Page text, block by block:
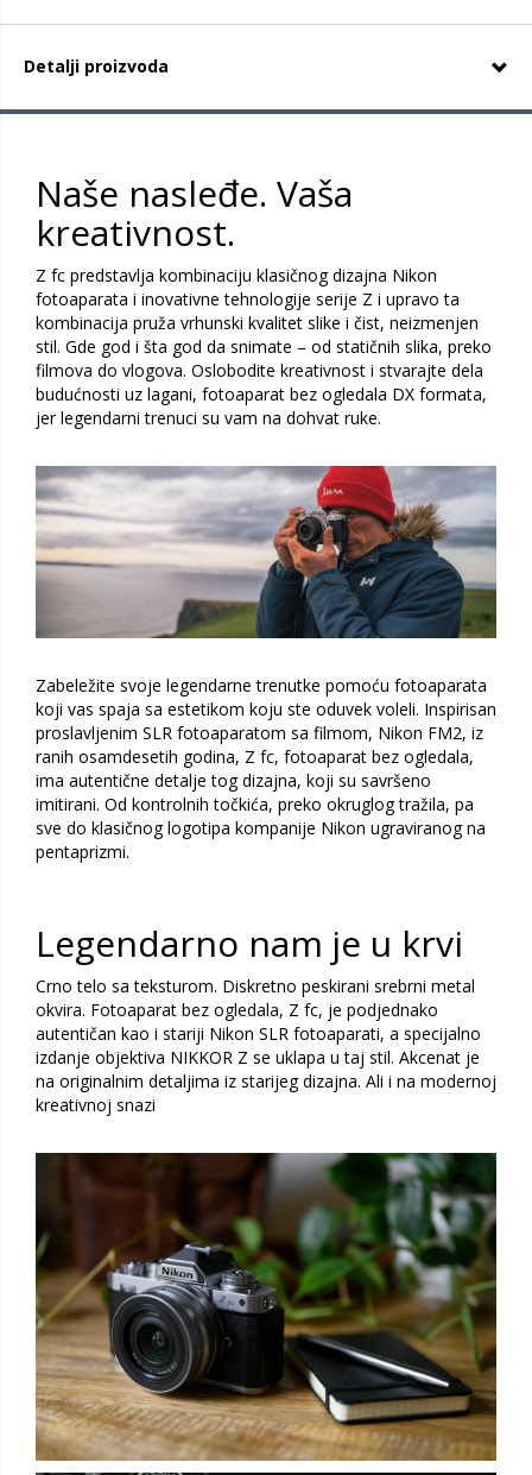
Detalji proizvoda
Naše nasleđe. Vaša
kreativnost.
Z fc predstavlja kombinaciju klasičnog dizajna Nikon
fotoaparata i inovativne tehnologije serije Z i upravo ta
kombinacija pruža vrhunski kvalitet slike i čist, neizmenjen
stil. Gde god i šta god da snimate – od statičnih slika, preko
filmova do vlogova. Oslobodite kreativnost i stvarajte dela
budućnosti uz lagani, fotoaparat bez ogledala DX formata,
jer legendarni trenuci su vam na dohvat ruke.
Zabeležite svoje legendarne trenutke pomoću fotoaparata
koji vas spaja sa estetikom koju ste oduvek voleli. Inspirisan
proslavljenim SLR fotoaparatom sa filmom, Nikon FM2, iz
ranih osamdesetih godina, Z fc, fotoaparat bez ogledala,
ima autentične detalje tog dizajna, koji su savršeno
imitirani. Od kontrolnih točkića, preko okruglog tražila, pa
sve do klasičnog logotipa kompanije Nikon ugraviranog na
pentaprizmi.
Legendarno nam je u krvi
Crno telo sa teksturom. Diskretno peskirani srebrni metal
okvira. Fotoaparat bez ogledala, Z fc, je podjednako
autentičan kao i stariji Nikon SLR fotoaparati, a specijalno
izdanje objektiva NIKKOR Z se uklapa u taj stil. Akcenat je
na originalnim detaljima iz starijeg dizajna. Ali i na modernoj
kreativnoj snazi